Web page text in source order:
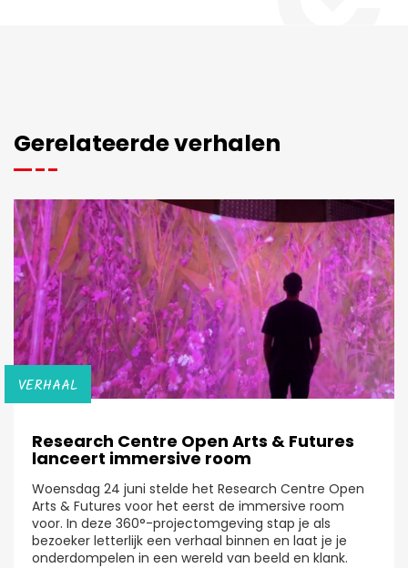
Gerelateerde verhalen
VERHAAL
Research Centre Open Arts & Futures
lanceert immersive room
Woensdag 24 juni stelde het Research Centre Open
Arts & Futures voor het eerst de immersive room
voor. In deze 360°-projectomgeving stap je als
bezoeker letterlijk een verhaal binnen en laat je je
onderdompelen in een wereld van beeld en klank.